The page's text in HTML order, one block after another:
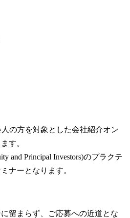
の方を対象とした会社紹介オン
す。
and Principal Investors)のプラクテ
ナーとなります。
留まらず、ご応募への近道とな